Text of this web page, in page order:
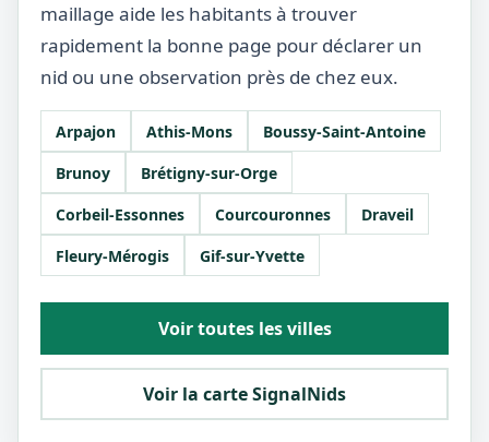
maillage aide les habitants à trouver
rapidement la bonne page pour déclarer un
nid ou une observation près de chez eux.
Arpajon Athis-Mons
Boussy-Saint-Antoine
Brunoy
Brétigny-sur-Orge
Corbeil-Essonnes
Courcouronnes
Draveil
Fleury-Mérogis
Gif-sur-Yvette
Voir toutes les villes
Voir la carte SignalNids